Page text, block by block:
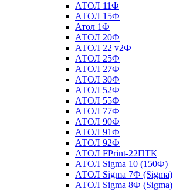
АТОЛ 11Ф
АТОЛ 15Ф
Атол 1Ф
АТОЛ 20Ф
АТОЛ 22 v2Ф
АТОЛ 25Ф
АТОЛ 27Ф
АТОЛ 30Ф
АТОЛ 52Ф
АТОЛ 55Ф
АТОЛ 77Ф
АТОЛ 90Ф
АТОЛ 91Ф
АТОЛ 92Ф
АТОЛ FPrint-22ПТК
АТОЛ Sigma 10 (150Ф)
АТОЛ Sigma 7Ф (Sigma)
АТОЛ Sigma 8Ф (Sigma)